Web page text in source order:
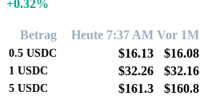
+0.32%
Betrag Heute 7:37 AM Vor 1M
0.5 USDC $16.13 $16.08
1 USDC $32.26 $32.16
5 USDC $161.3 $160.8